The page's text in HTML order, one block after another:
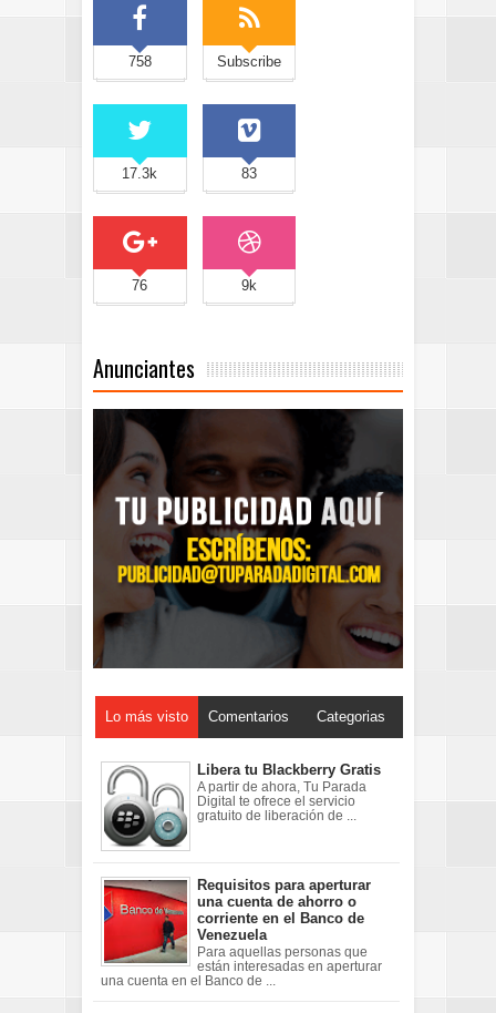
758 Subscribe
17.3k 83
76 9k
Anunciantes
Lo más visto Comentarios Categorias
Libera tu Blackberry Gratis
A partir de ahora, Tu Parada
Digital te ofrece el servicio
gratuito de liberación de ...
Requisitos para aperturar
una cuenta de ahorro o
corriente en el Banco de
Venezuela
Para aquellas personas que
están interesadas en aperturar
una cuenta en el Banco de ...